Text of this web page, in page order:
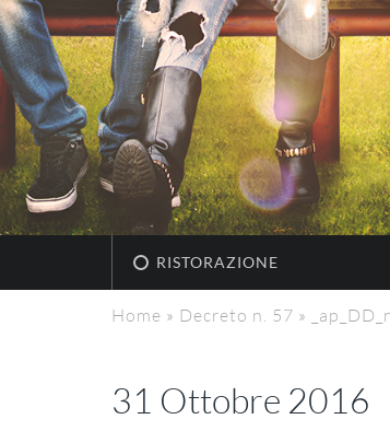
RISTORAZIONE
Home » Decreto n. 57 »
31 Ottobre 2016